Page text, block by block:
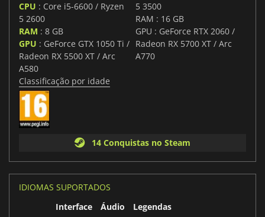
CPU : Core i5-6600 / Ryzen
5 2600
RAM : 8 GB
GPU : GeForce GTX 1050 Ti /
Radeon RX 5500 XT / Arc
A580
5 3500
RAM : 16 GB
GPU : GeForce RTX 2060 /
Radeon RX 5700 XT / Arc
A770
Classificação por idade
14 Conquistas no Steam
IDIOMAS SUPORTADOS
Interface
Áudio
Legendas